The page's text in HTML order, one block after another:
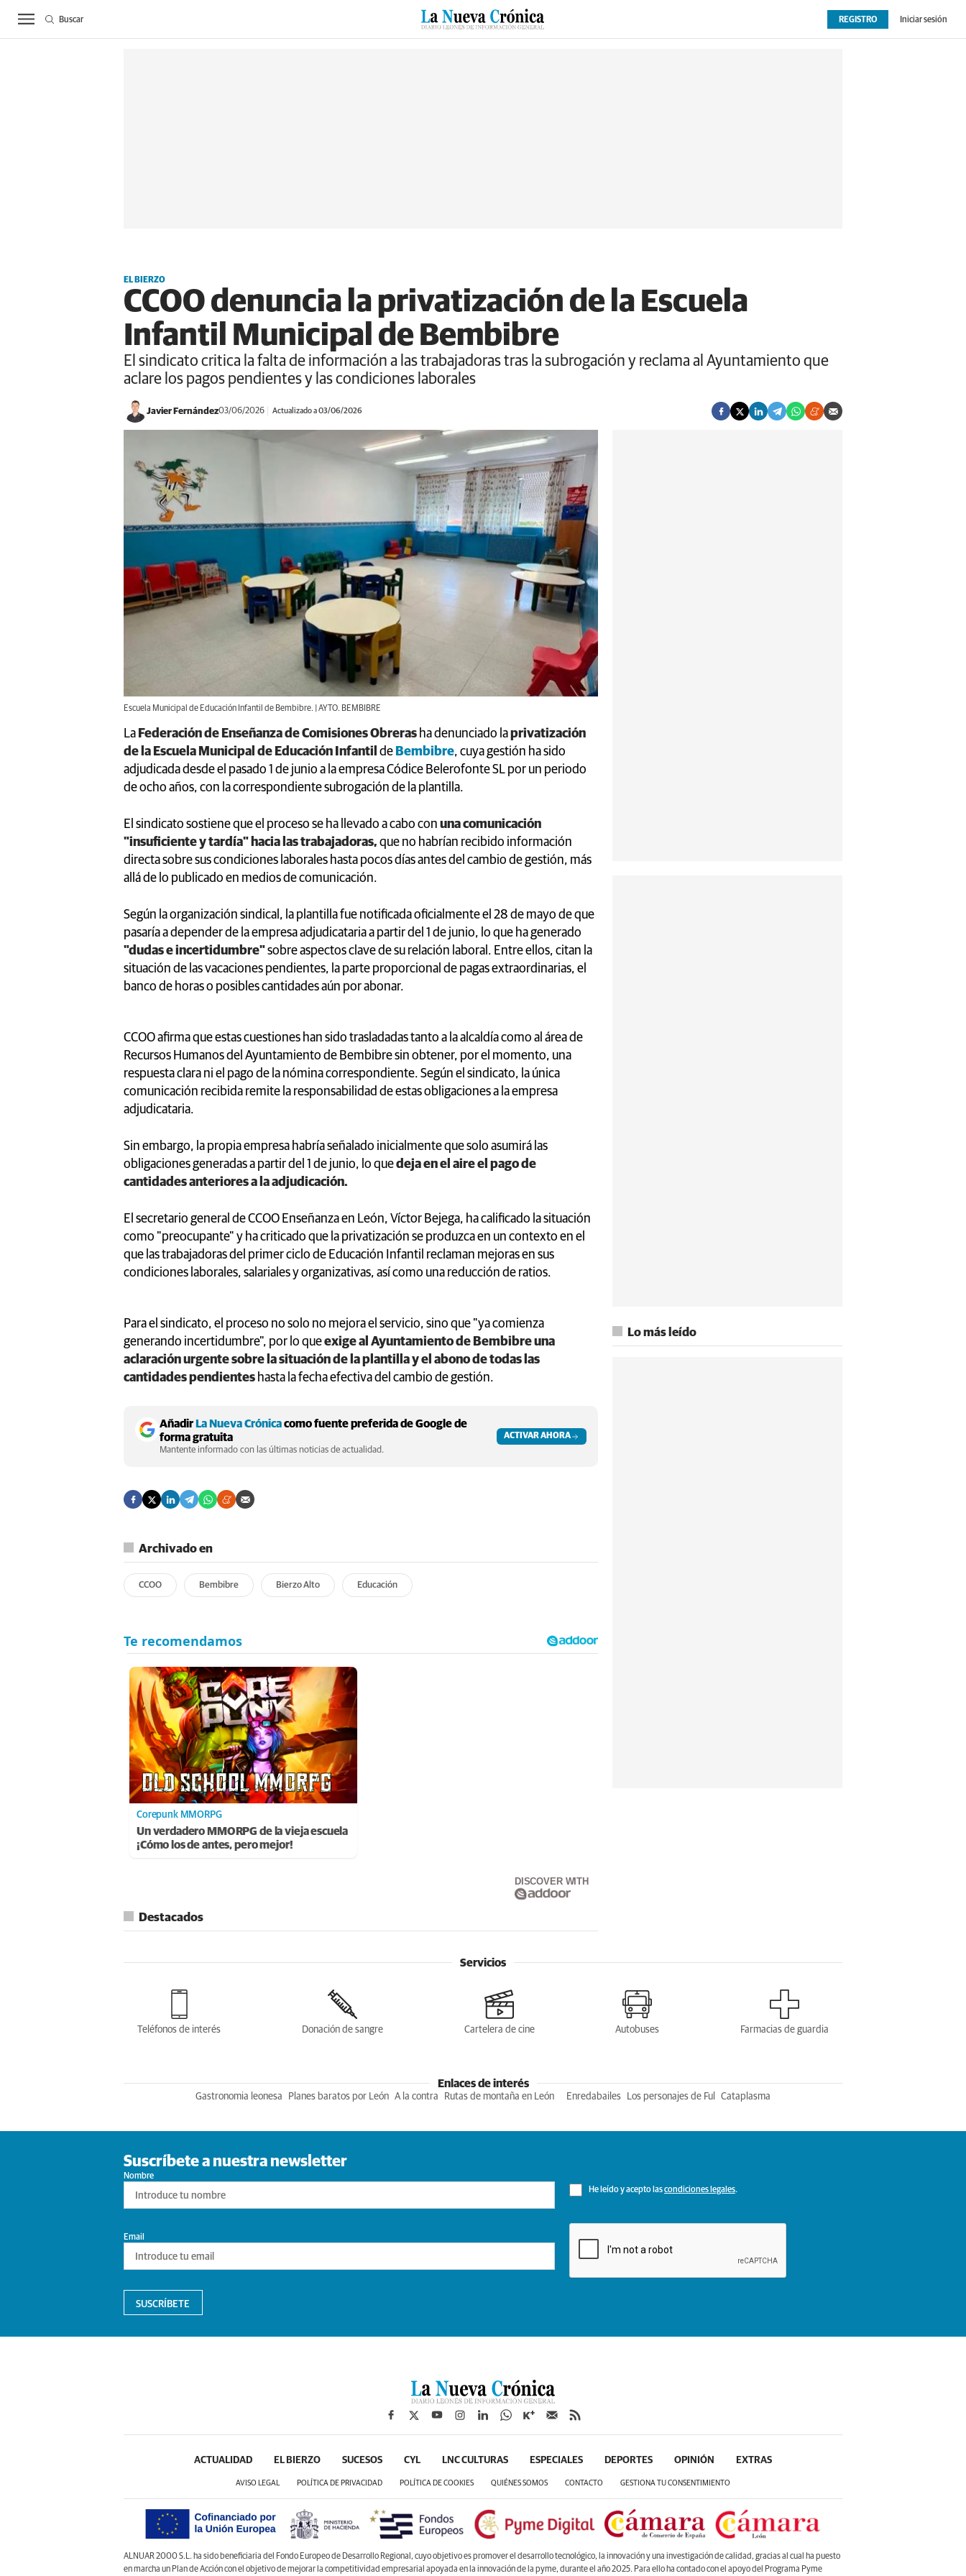
ACTUALIDAD BIERZO SUCESOS CULTURAS ESPECIALES DEPORTES OPINIÓN EXTRAS
REGISTRO Iniciar sesión
Buscar
EL BIERZO
CCOO denuncia la privatización de la Escuela
Infantil Municipal de Bembibre
El sindicato critica la falta de información a las trabajadoras tras la subrogación y reclama al Ayuntamiento que
aclare los pagos pendientes y las condiciones laborales
Javier Fernández03/06/2026 Actualizado a 03/06/2026
Escuela Municipal de Educación Infantil de Bembibre. | AYTO. BEMBIBRE
La Federación de Enseñanza de Comisiones Obreras ha denunciado laprivatización
de la Escuela Municipal de Educación Infantil de Bembibre, cuya gestión ha sido
adjudicada desde el pasado 1 de junio a la empresa Códice Belerofonte SL por un periodo
de ocho años, con la correspondiente subrogación de la plantilla.
El sindicato sostiene que el proceso se ha llevado a cabo con una comunicación
"insuficiente y tardía" hacia las trabajadoras, que no habrían recibido información
directa sobre sus condiciones laborales hasta pocos días antes del cambio de gestión, más
allá de lo publicado en medios de comunicación.
Según la organización sindical, la plantilla fue notificada oficialmente el 28 de mayo de que
pasaría a depender de la empresa adjudicataria a partir del 1 de junio, lo que ha generado
"dudas e incertidumbre"sobre aspectos clave de su relación laboral. Entre ellos, citan la
situación de las vacaciones pendientes, la parte proporcional de pagas extraordinarias, el
banco de horas o posibles cantidades aún por abonar.
CCOO afirma que estas cuestiones han sido trasladadas tanto a la alcaldía como al área de
Recursos Humanos del Ayuntamiento de Bembibre sin obtener, por el momento, una
respuesta clara ni el pago de la nómina correspondiente. Según el sindicato, la única
comunicación recibida remite la responsabilidad de estas obligaciones a la empresa
adjudicataria.
Sin embargo, la propia empresa habría señalado inicialmente que solo asumirá las
obligaciones generadas a partir del 1 de junio, lo quedeja en el aire el pago de
cantidades anteriores a la adjudicación.
El secretario general de CCOO Enseñanza en León, Víctor Bejega, ha calificado la situación
como "preocupante" y ha criticado que la privatización se produzca en un contexto en el
que las trabajadoras del primer ciclo de Educación Infantil reclaman mejoras en sus
condiciones laborales, salariales y organizativas, así como una reducción de ratios.
Para el sindicato, el proceso no solo no mejora el servicio, sino que "ya comienza
generando incertidumbre", por lo queexige al Ayuntamiento de Bembibre una
aclaración urgente sobre la situación de la plantilla y el abono de todas las
cantidades pendientes hasta la fecha efectiva del cambio de gestión.
Añadir La Nueva Crónicacomo fuente preferida de Google de
forma gratuita
Mantente informado con las últimas noticias de actualidad.
ACTIVAR AHORA
Archivado en
CCOO Bembibre Bierzo Alto Educación
Corepunk MMORPG
Un verdadero MMORPG de la vieja escuela
¡Cómo los de antes, pero mejor!
DISCOVER WITH
Destacados
Lo más leído
Servicios
Teléfonos de interés Donación de sangre Cartelera de cine Autobuses Farmacias de guardia
Enlaces de interés
Gastronomia leonesa Planes baratos por León A la contra Rutas de montaña en León Enredabailes Los personajes de Ful Cataplasma
Suscríbete a nuestra newsletter
Nombre
He leído y acepto lascondiciones legales.
Email
SUSCRÍBETE
ACTUALIDAD EL BIERZO SUCESOS CYL LNC CULTURAS ESPECIALES DEPORTES OPINIÓN EXTRAS
AVISO LEGAL POLÍTICA DE PRIVACIDAD POLÍTICA DE COOKIES QUIÉNES SOMOS CONTACTO GESTIONA TU CONSENTIMIENTO
ALNUAR 2000 S.L. ha sido beneficiaria del Fondo Europeo de Desarrollo Regional, cuyo objetivo es promover el desarrollo tecnológico, la innovación y una investigación de calidad, gracias al cual ha puesto
en marcha un Plan de Acción con el objetivo de mejorar la competitividad empresarial apoyada en la innovación de la pyme, durante el año 2025. Para ello ha contado con el apoyo del Programa Pyme